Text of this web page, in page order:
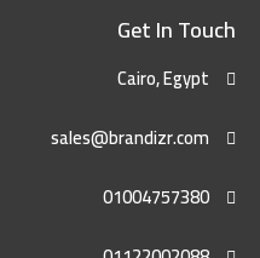
Get In Touch
Cairo, Egypt
sales@brandizr.com
01004757380